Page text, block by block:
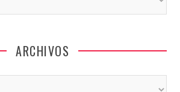
ARCHIVOS